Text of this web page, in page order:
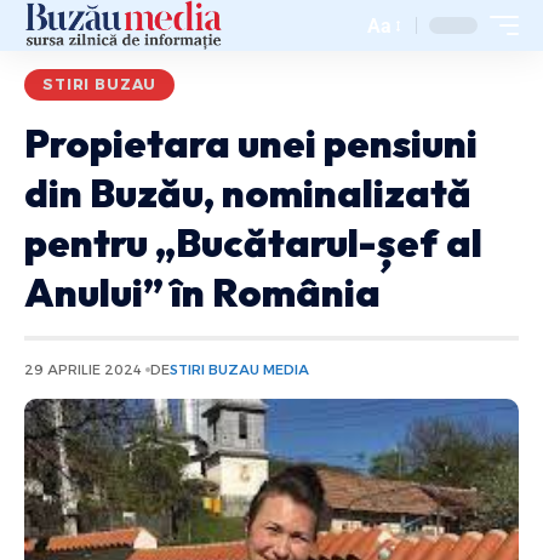
Aa
STIRI BUZAU
Propietara unei pensiuni
din Buzău, nominalizată
pentru „Bucătarul-șef al
Anului” în România
29 APRILIE 2024 DESTIRI BUZAU MEDIA